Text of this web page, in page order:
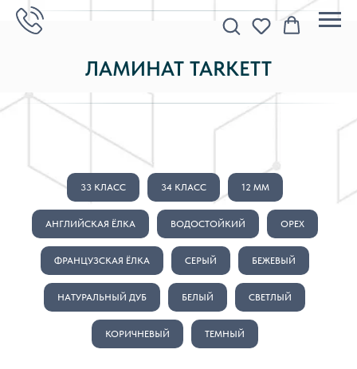
ЛАМИНАТ TARKETT
33 КЛАСС 34 КЛАСС 12 MM
АНГЛИЙСКАЯ ЁЛКА ВОДОСТОЙКИЙ ОРЕХ
ФРАНЦУЗСКАЯ ЁЛКА СЕРЫЙ БЕЖЕВЫЙ
НАТУРАЛЬНЫЙ ДУБ БЕЛЫЙ СВЕТЛЫЙ
КОРИЧНЕВЫЙ ТЕМНЫЙ